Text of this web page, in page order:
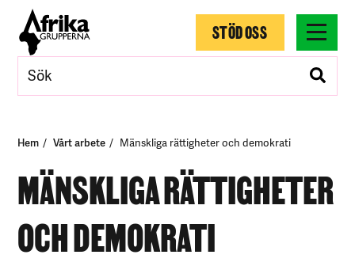
STÖD OSS
Hem Vårt arbete Mänskliga rättigheter och demokrati
MÄNSKLIGA RÄTTIGHETER
OCH DEMOKRATI